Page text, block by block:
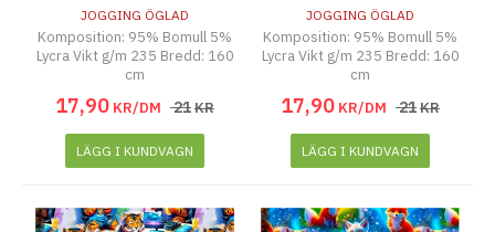
JOGGING ÖGLAD
Komposition: 95% Bomull 5%
Lycra Vikt g/m 235 Bredd: 160
cm
17,90 KR/DM 21KR
LÄGG I KUNDVAGN
JOGGING ÖGLAD
Komposition: 95% Bomull 5%
Lycra Vikt g/m 235 Bredd: 160
cm
17,90 KR/DM 21KR
LÄGG I KUNDVAGN